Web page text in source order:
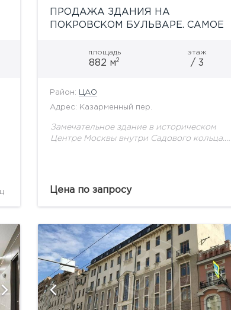
ПРОДАЖА ЗДАНИЯ НА
ПОКРОВСКОМ БУЛЬВАРЕ. САМОЕ
РАЙОНЕ!площадь
882 м2
этаж
/ 3
Район: ЦАО
Адрес: Казарменный пер.
Замечательное здание в историческом
Центре Москвы внутри Садового кольца.
Цена по запросу
показать ещё 4 фотографии